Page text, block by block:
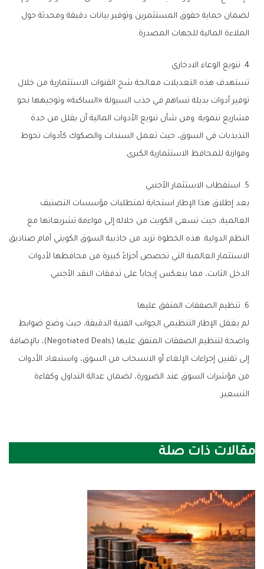
لضمان حماية حقوق المستثمرين وتوفير بيانات دقيقة ومحدثة حول
الملاءة المالية للجهات المصدرة.
4. تنويع الوعاء الادخاري
تستهدف هذه التعديلات معالجة شح القنوات الاستثمارية من خلال
توفير أدوات بديلة تساهم في جذب السيولة «الساكنة» وتوجيهها نحو
مشاريع تنموية. ومن شأن تنويع الأدوات المالية أن يقلل من حدة
التذبذبات في السوق، حيث تعمل السندات والصكوك كأدوات تحوط
وموازنة للمحافظ الاستثمارية الكبرى.
5. استقطاب الاستثمار الأجنبي
يعد إطلاق هذا الإطار استجابة لمتطلبات مؤسسات التصنيف
العالمية، حيث تسعى الكويت من خلاله إلى مواءمة تشريعاتها مع
النظم الدولية. هذه الخطوة تزيد من جاذبية السوق الكويتي أمام صناديق
الاستثمار العالمية التي تخصص أجزاءً كبيرة من محافظها لأدوات
الدخل الثابت، مما ينعكس إيجاباً على تدفقات النقد الأجنبي.
6. تنظيم الصفقات المتفق عليها
لم يغفل الإطار التنظيمي الجوانب الفنية الدقيقة، حيث وضع ضوابط
واضحة لتنظيم الصفقات المتفق عليها (Negotiated Deals)، بالإضافة
إلى تقنين إجراءات الإلغاء أو الانسحاب من السوق، واستبعاد الأدوات
من مؤشرات السوق عند الضرورة، لضمان عدالة التداول وكفاءة
التسعير.
مقالات ذات صلة